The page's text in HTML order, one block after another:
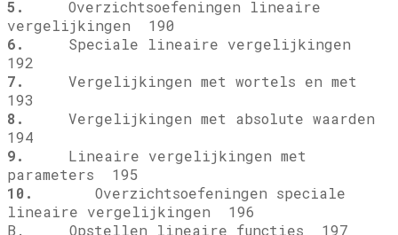
5.
Overzichtsoefeningen lineaire
vergelijkingen 190
6.
Speciale lineaire vergelijkingen
192
7.
Vergelijkingen met wortels en met
193
8.
Vergelijkingen met absolute waarden
194
9.
Lineaire vergelijkingen met
parameters 195
10.
Overzichtsoefeningen speciale
lineaire vergelijkingen 196
B. Opstellen lineaire functies 197